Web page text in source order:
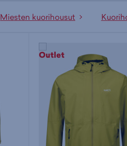
Miesten kuorihousut